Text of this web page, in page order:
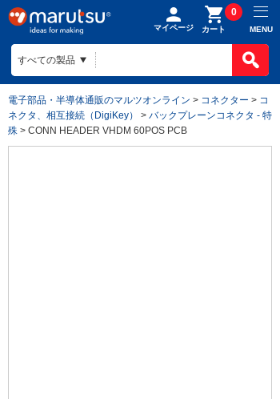
マイページ カート
0
MENU
電子部品・半導体通販のマルツオンライン > コネクター > コ
ネクタ、相互接続（DigiKey）
> バックプレーンコネクタ - 特
殊 > CONN HEADER VHDM 60POS PCB